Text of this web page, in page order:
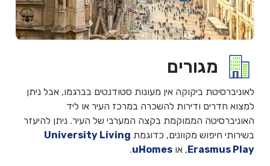
מגורים
לאוניברסיטת ביקוקה אין מעונות סטודנטים בברגמו, אבל ניתן
למצוא חדרים ודירות להשכרה במרכז העיר או ליד
האוניברסיטה הממוקמת בקצה המערבי של העיר. ניתן להיעזר
בשירותי חיפוש מקוונים, כדוגמת University Living
, Erasmus Play או uHomes
.